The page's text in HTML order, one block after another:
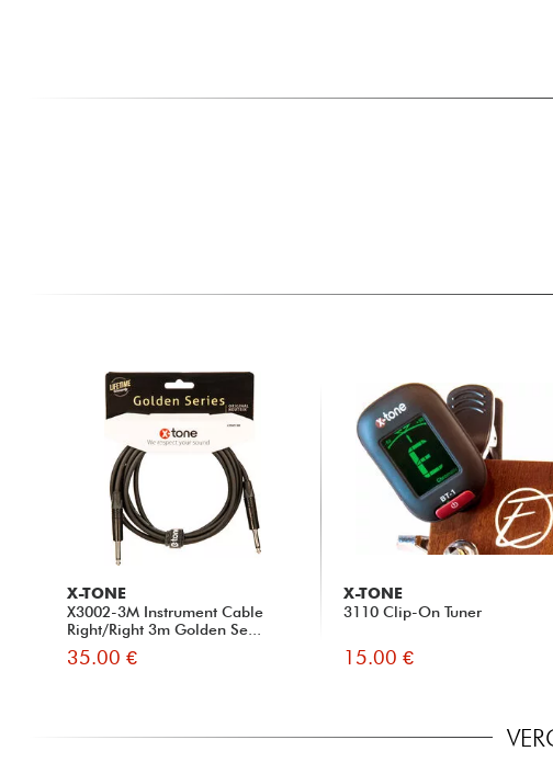
X-TONE
X3002-3M Instrument Cable
Right/Right 3m Golden Se...
35.00 €
X-TONE
3110 Clip-On Tuner
15.00 €